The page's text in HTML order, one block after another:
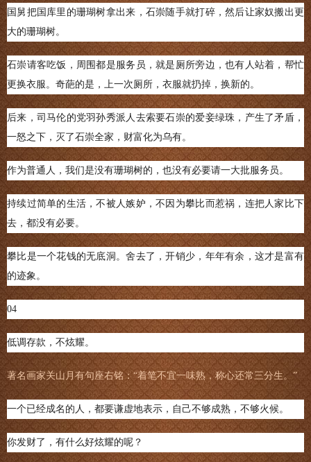
国舅把国库里的珊瑚树拿出来，石崇随手就打碎，然后让家奴搬出更
大的珊瑚树。
石崇请客吃饭，周围都是服务员，就是厕所旁边，也有人站着，帮忙
更换衣服。奇葩的是，上一次厕所，衣服就扔掉，换新的。
后来，司马伦的党羽孙秀派人去索要石崇的爱妾绿珠，产生了矛盾，
一怒之下，灭了石崇全家，财富化为乌有。
作为普通人，我们是没有珊瑚树的，也没有必要请一大批服务员。
持续过简单的生活，不被人嫉妒，不因为攀比而惹祸，连把人家比下
去，都没有必要。
攀比是一个花钱的无底洞。舍去了，开销少，年年有余，这才是富有
的迹象。
04
低调存款，不炫耀。
著名画家关山月有句座右铭：“着笔不宜一味熟，称心还常三分生。”
一个已经成名的人，都要谦虚地表示，自己不够成熟，不够火候。
你发财了，有什么好炫耀的呢？